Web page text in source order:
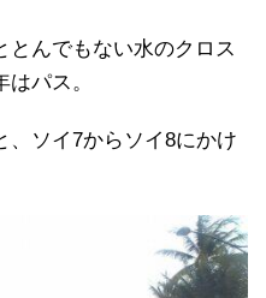
とんでもない水のクロス
パス。
、ソイ7からソイ8にかけ